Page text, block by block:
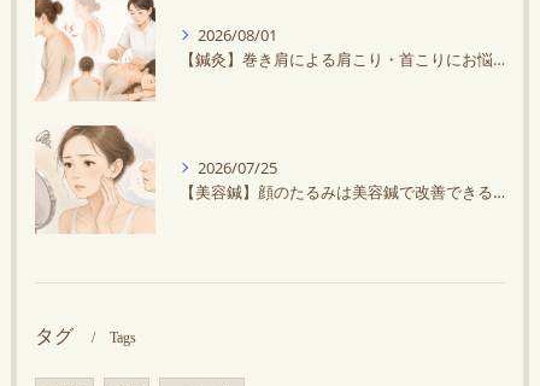
2026/08/01
【鍼灸】巻き肩による肩こり・首こりにお悩みの方に鍼灸がオススメ！スマホ・デスクワークで悪化する？
2026/07/25
【美容鍼】顔のたるみは美容鍼で改善できる？原因と効果を解説
タグ Tags